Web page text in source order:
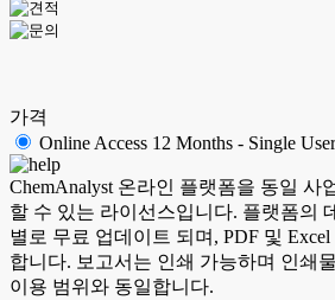
가격
Online Access 12 Months - Single
ChemAnalyst 온라인 플랫폼을 동일 사
할 수 있는 라이선스입니다. 플랫폼의
별로 무료 업데이트 되며, PDF 및
합니다. 보고서는 인쇄 가능하며 인쇄
이용 범위와 동일합니다.